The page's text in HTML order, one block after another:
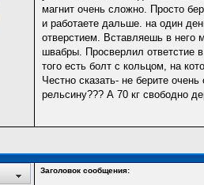
магнит очень сложно. Просто
и работаете дальше. на один
отверстием. Вставляешь в него
швабры. Просверлил ответстие
того есть болт с кольцом, на
Честно сказать- не берите
рельсину??? А 70 кг свободно
Заголовок сообщения: